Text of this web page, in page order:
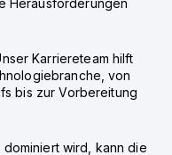
Herausforderungen
Karriereteam hilft
von
bis zur Vorbereitung
wird, kann die